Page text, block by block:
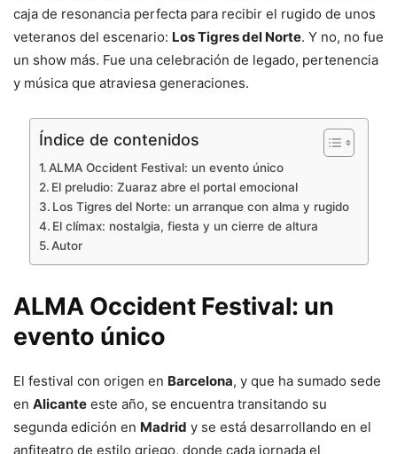
caja de resonancia perfecta para recibir el rugido de unos
veteranos del escenario: Los Tigres del Norte. Y no, no fue
un show más. Fue una celebración de legado, pertenencia
y música que atraviesa generaciones.
Índice de contenidos
ALMA Occident Festival: un evento único
El preludio: Zuaraz abre el portal emocional
Los Tigres del Norte: un arranque con alma y rugido
El clímax: nostalgia, fiesta y un cierre de altura
Autor
ALMA Occident Festival: un
evento único
El festival con origen en Barcelona, y que ha sumado sede
en Alicante este año, se encuentra transitando su
segunda edición en Madrid y se está desarrollando en el
anfiteatro de estilo griego, donde cada jornada el